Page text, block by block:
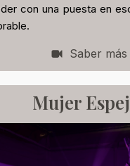
con una puesta en
Saber más
Mujer